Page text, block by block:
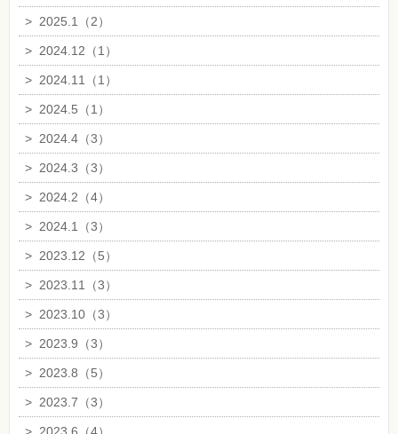
> 2025.1（2）
> 2024.12（1）
> 2024.11（1）
> 2024.5（1）
> 2024.4（3）
> 2024.3（3）
> 2024.2（4）
> 2024.1（3）
> 2023.12（5）
> 2023.11（3）
> 2023.10（3）
> 2023.9（3）
> 2023.8（5）
> 2023.7（3）